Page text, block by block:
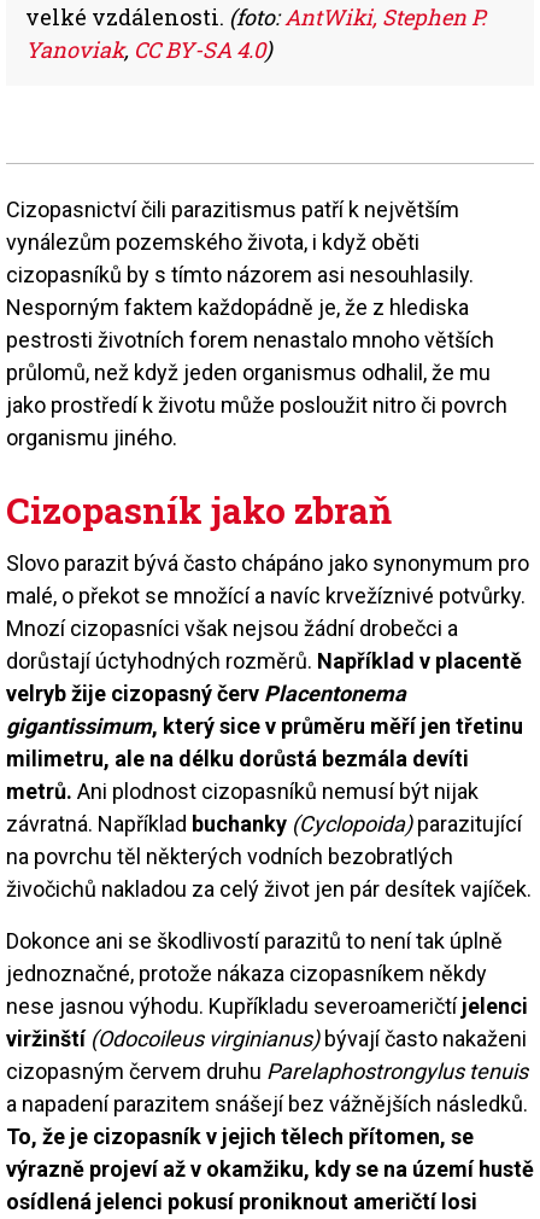
velké vzdálenosti. (foto:AntWiki, Stephen P.
Yanoviak, CC BY-SA 4.0)
Cizopasnictví čili parazitismus patří k největším
vynálezům pozemského života, i když oběti
cizopasníků by s tímto názorem asi nesouhlasily.
Nesporným faktem každopádně je, že z hlediska
pestrosti životních forem nenastalo mnoho větších
průlomů, než když jeden organismus odhalil, že mu
jako prostředí k životu může posloužit nitro či povrch
organismu jiného.
Cizopasník jako zbraň
Slovo parazit bývá často chápáno jako synonymum pro
malé, o překot se množící a navíc krvežíznivé potvůrky.
Mnozí cizopasníci však nejsou žádní drobečci a
dorůstají úctyhodných rozměrů. Například v placentě
velryb žije cizopasný červ Placentonema
gigantissimum, který sice v průměru měří jen třetinu
milimetru, ale na délku dorůstá bezmála devíti
metrů. Ani plodnost cizopasníků nemusí být nijak
závratná. Například buchanky (Cyclopoida)parazitující
na povrchu těl některých vodních bezobratlých
živočichů nakladou za celý život jen pár desítek vajíček.
Dokonce ani se škodlivostí parazitů to není tak úplně
jednoznačné, protože nákaza cizopasníkem někdy
nese jasnou výhodu. Kupříkladu severoameričtíjelenci
viržinští (Odocoileus virginianus)bývají často nakaženi
cizopasným červem druhu Parelaphostrongylus tenuis
a napadení parazitem snášejí bez vážnějších následků.
To, že je cizopasník v jejich tělech přítomen, se
výrazně projeví až v okamžiku, kdy se na území hustě
osídlená jelenci pokusí proniknout američtí losi